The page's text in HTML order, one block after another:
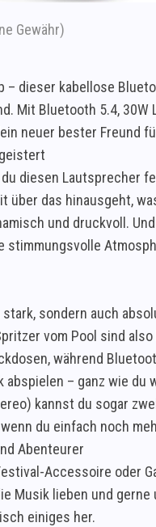
Gewähr)
– dieser kabellose
Mit Bluetooth 5.4, 30W
neuer bester Freund
diesen Lautsprecher
über das hinausgeht,
und druckvoll.
sondern auch
vom Pool sind
während
abspielen – ganz wie du
kannst du sogar
du einfach noch
Abenteurer
Accessoire oder
Musik lieben und
einiges her.